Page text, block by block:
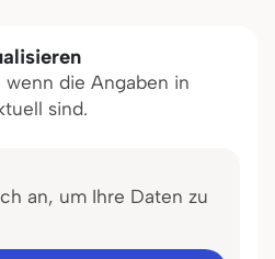
wenn die Angaben in
sind.
an, um Ihre Daten zu